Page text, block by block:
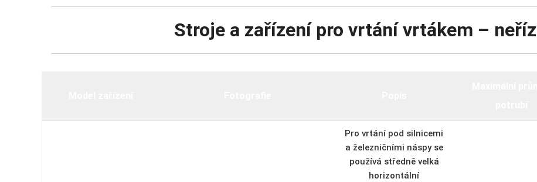
Stroje a zařízení pro vrtání vrtákem –
Pro vrtání pod silnicemi
a železničními náspy se
používá středně velká
horizontální